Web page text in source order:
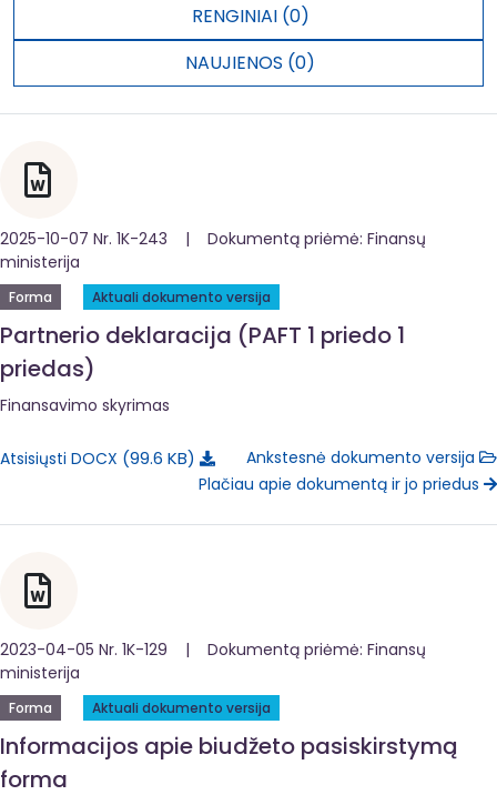
RENGINIAI (0)
NAUJIENOS (0)
2025-10-07 Nr. 1K-243 | Dokumentą priėmė: Finansų
ministerija
Forma Aktuali dokumento versija
Partnerio deklaracija (PAFT 1 priedo 1
priedas)
Finansavimo skyrimas
Atsisiųsti DOCX 99.6 KB
Ankstesnė dokumento versija
Plačiau apie dokumentą ir jo priedus
2023-04-05 Nr. 1K-129 | Dokumentą priėmė: Finansų
ministerija
Forma Aktuali dokumento versija
Informacijos apie biudžeto pasiskirstymą
forma